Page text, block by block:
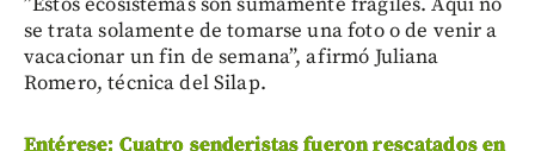
se trata solamente de tomarse una foto o de venir a
vacacionar un fin de semana”, afirmó Juliana
Romero, técnica del Silap.
Entérese: Cuatro senderistas fueron rescatados en